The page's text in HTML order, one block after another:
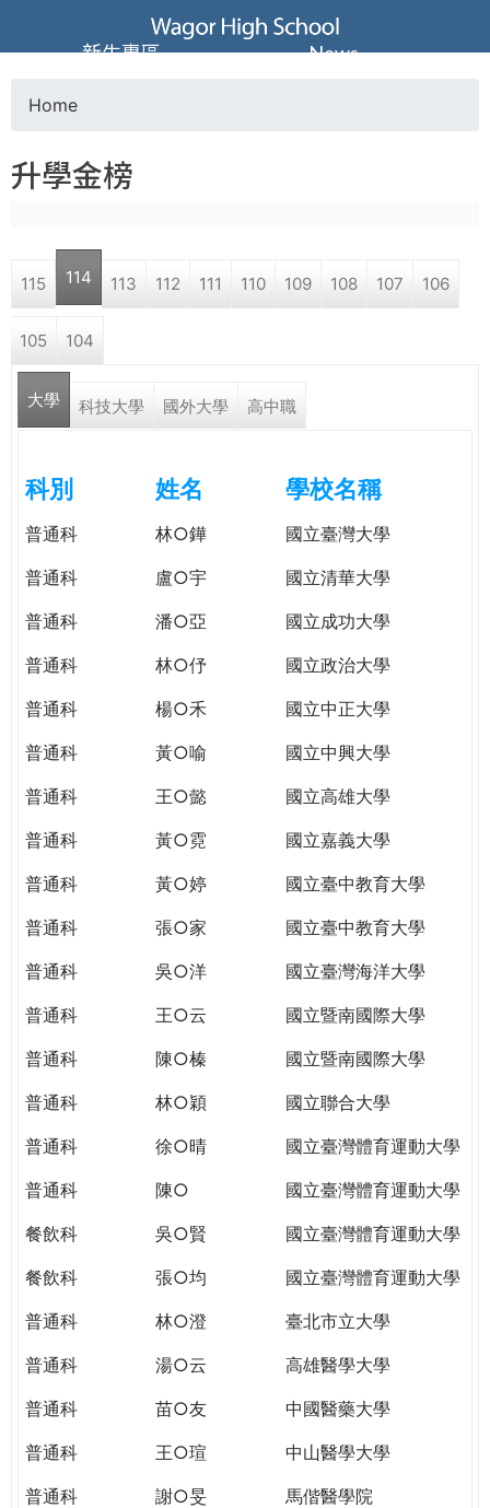
Jump to navigation
葳
格
高
學
格。
WAGOR
TODAY
THE
WORLD
PUTTING
YOU
THE
CITIZENSHIP
o
a
r
e
e
r
e
Home
升學金榜
115 114 113 112 111 110 109 108 107 106
105 104
大學 科技大學 國外大學 高中職
科別 姓名 學校名稱
普通科 林○鏵
國立臺灣大學
普通科
盧○宇
國立清華大學
普通科
潘○亞
國立成功大學
普通科
林○伃
國立政治大學
普通科
楊○禾
國立中正大學
普通科
黃○喻
國立中興大學
普通科
王○懿
國立高雄大學
普通科
黃○霓
國立嘉義大學
普通科
黃○婷
國立臺中教育大學
普通科
張○家
國立臺中教育大學
普通科
吳○洋
國立臺灣海洋大學
普通科
王○云
國立暨南國際大學
普通科
陳○榛
國立暨南國際大學
普通科
林○穎
國立聯合大學
普通科
徐○晴
國立臺灣體育運動大學
普通科
陳○
國立臺灣體育運動大學
餐飲科
吳○賢
國立臺灣體育運動大學
餐飲科
張○均
國立臺灣體育運動大學
普通科
林○澄
臺北市立大學
普通科
湯○云
高雄醫學大學
普通科
苗○友
中國醫藥大學
普通科
王○瑄
中山醫學大學
普通科
謝○旻
馬偕醫學院
新生專區 News